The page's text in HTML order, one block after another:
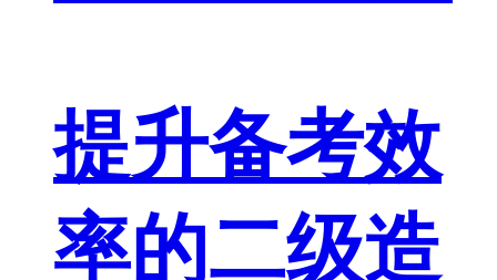
提升备考效
率的二级造